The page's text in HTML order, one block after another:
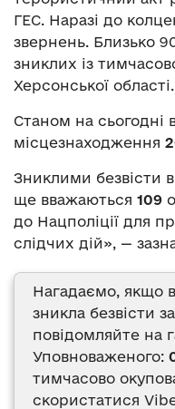
ГЕС. Наразі до
звернень. Близько
зниклих із
Херсонської області.
Станом на сьогодні
місцезнаходження
Зниклими безвісти
ще вважаються 109
до Нацполіції для
слідчих дій», —
Нагадаємо, якщо
зникла безвісти
повідомляйте на
Уповноваженого:
тимчасово
скористатися